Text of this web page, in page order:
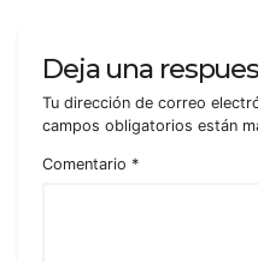
Deja una
Tu dirección de correo
campos obligatorios están
Comentario *